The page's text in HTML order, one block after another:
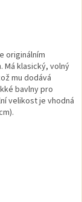
originálním
Má klasický, volný
mu dodává
bavlny pro
velikost je vhodná